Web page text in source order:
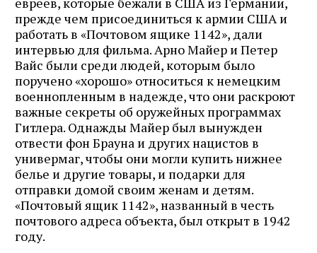
прежде чем присоединиться к армии США и
работать в «Почтовом ящике 1142», дали
интервью для фильма. Арно Майер и Петер
Вайс были среди людей, которым было
поручено «хорошо» относиться к немецким
военнопленным в надежде, что они раскроют
важные секреты об оружейных программах
Гитлера. Однажды Майер был вынужден
отвести фон Брауна и других нацистов в
универмаг, чтобы они могли купить нижнее
белье и другие товары, и подарки для
отправки домой своим женам и детям.
«Почтовый ящик 1142», названный в честь
почтового адреса объекта, был открыт в 1942
году.